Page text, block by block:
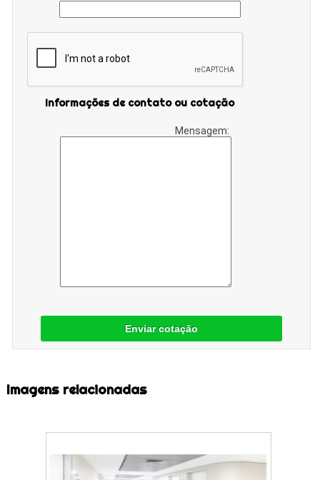
Informações de contato ou cotação
Mensagem:
Enviar cotação
Imagens relacionadas